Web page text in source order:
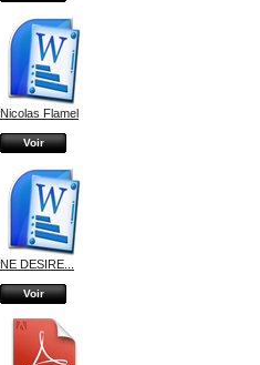
Nicolas Flamel
Voir
NE DESIRE...
Voir